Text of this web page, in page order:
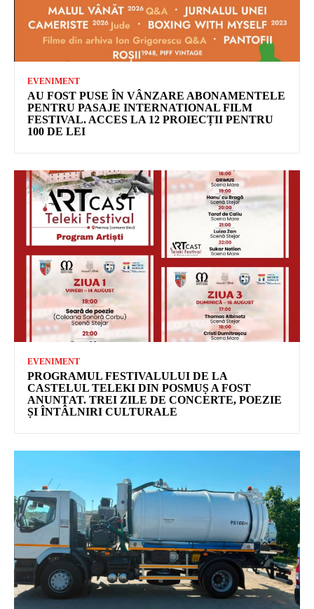
EVENIMENT
AU FOST PUSE ÎN VÂNZARE ABONAMENTELE
PENTRU PASAJE INTERNATIONAL FILM
FESTIVAL. ACCES LA 12 PROIECȚII PENTRU
100 DE LEI
EVENIMENT
PROGRAMUL FESTIVALULUI DE LA
CASTELUL TELEKI DIN POSMUȘ A FOST
ANUNȚAT. TREI ZILE DE CONCERTE, POEZIE
ȘI ÎNTÂLNIRI CULTURALE